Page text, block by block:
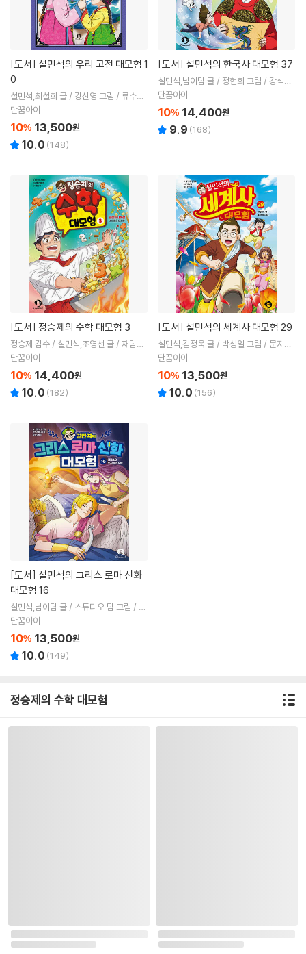
[도서]
0
설민석,최설희 글 / 강신영 그림 / 류수열
감수
단꿈아이
10% 13,500원
10.0 (148)
[도서] 설민석의 한국사 대모험 37
설민석,남이담 글 / 정현희 그림 / 강석화
감수
단꿈아이
10% 14,400원
9.9 (168)
[도서] 정승제의 수학 대모험 3
정승제 감수 / 설민석,조영선 글 / 재담웹
툰랩 그림
단꿈아이
10% 14,400원
10.0 (182)
[도서] 설민석의 세계사 대모험 29
설민석,김정욱 글 / 박성일 그림 / 문지희
감수
단꿈아이
10% 13,500원
10.0 (156)
[도서]
대모험 16
설민석,남이담 글 / 스튜디오 담 그림 / 김
원익 감수
단꿈아이
10% 13,500원
10.0 (149)
정승제의 수학 대모험